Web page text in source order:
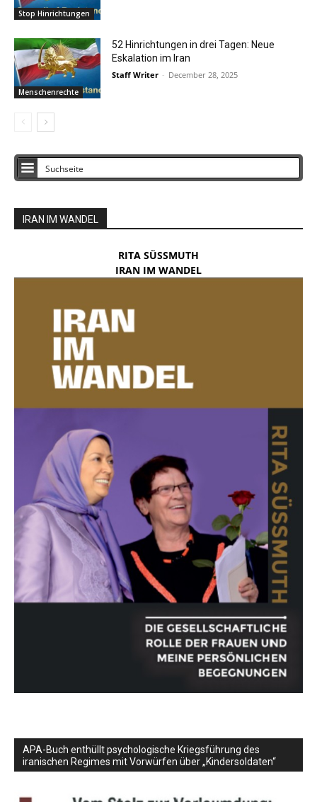
Stop Hinrichtungen
Menschenrechte
52 Hinrichtungen in drei Tagen: Neue
Eskalation im Iran
Staff Writer - December 28, 2025
IRAN IM WANDEL
RITA SÜSSMUTH
IRAN IM WANDEL
APA-Buch enthüllt psychologische Kriegsführung des
iranischen Regimes mit Vorwürfen über „Kindersoldaten“